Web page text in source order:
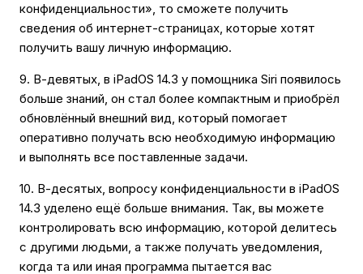
конфиденциальности», то сможете получить
сведения об интернет-страницах, которые хотят
получить вашу личную информацию.
9. В-девятых, в iPadOS 14.3 у помощника Siri появилось
больше знаний, он стал более компактным и приобрёл
обновлённый внешний вид, который помогает
оперативно получать всю необходимую информацию
и выполнять все поставленные задачи.
10. В-десятых, вопросу конфиденциальности в iPadOS
14.3 уделено ещё больше внимания. Так, вы можете
контролировать всю информацию, которой делитесь
с другими людьми, а также получать уведомления,
когда та или иная программа пытается вас